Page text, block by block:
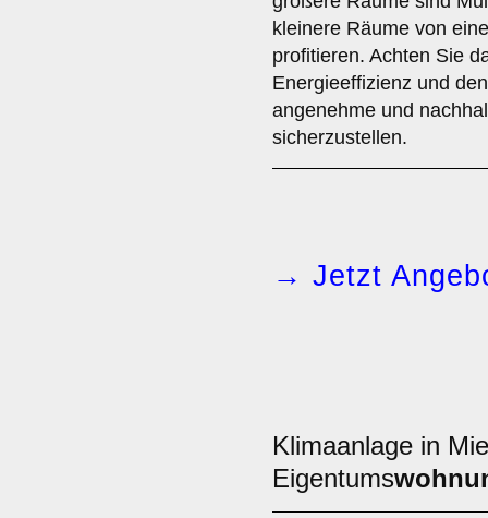
kleinere Räume von
profitieren. Achten Sie
Energieeffizienz und
angenehme und
sicherzustellen.
→ Jetzt
Klimaanlage in
Eigentums